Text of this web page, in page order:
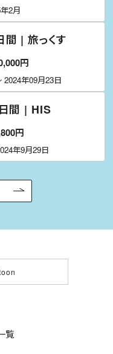
2月
間 | 旅っくす
円
2024年09月23日
間 | HIS
円
年9月29日
覧